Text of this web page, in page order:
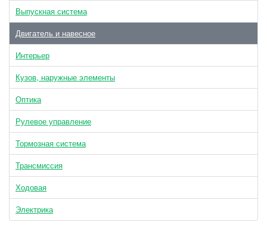
Выпускная система
Двигатель и навесное
Интерьер
Кузов, наружные элементы
Оптика
Рулевое управление
Тормозная система
Трансмиссия
Ходовая
Электрика